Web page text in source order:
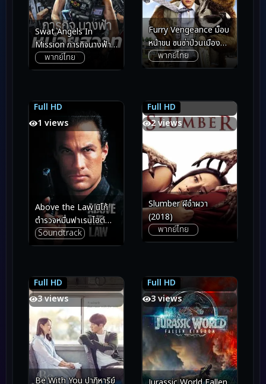
Swat Angels In
Mission ภารกิจนางฟ้า
หน่วยสวาท (2026)
พากย์ไทย
Furry Vengeance ม็อบ
หน้าขน ซนซ่าป่วนเมือง
(2010)
พากย์ไทย
Full HD
6.5
1 views
6.5
Above the Law นิโก้
ตำรวจหมื่นฟาเรนไฮต์
(1988)
Soundtrack
Full HD
5.4
2 views
5.4
Slumber ผีอำผวา
(2018)
พากย์ไทย
Full HD
7.8
3 views
7.8
Be With You ปาฏิหาริย์
Full HD
6.5
3 views
6.5